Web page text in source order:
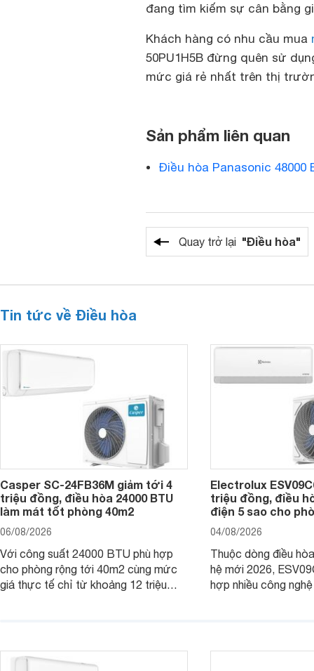
đang tìm kiếm sự cân bằng
Khách hàng có nhu cầu mua
50PU1H5B đừng quên sử
mức giá rẻ nhất trên thị
Sản phẩm liên quan
Điều hòa Panasonic 48000
Quay trở lại "Điều hòa"
Tin tức về Điều hòa
Casper SC-24FB36M giảm tới 4
triệu đồng, điều hòa 24000 BTU
làm mát tốt phòng 40m2
06/08/2026
Với công suất 24000 BTU phù hợp
cho phòng rộng tới 40m2 cùng mức
giá thực tế chỉ từ khoảng 12 triệu
Electrolux
triệu đồng, điều
điện 5 sao cho
04/08/2026
Thuộc dòng điều
hệ mới 2026,
hợp nhiều công